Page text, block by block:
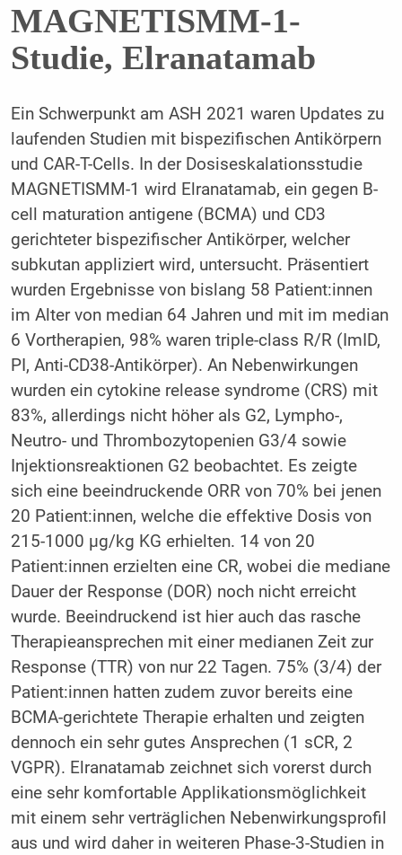
MAGNETISMM-1-
Studie, Elranatamab
Ein Schwerpunkt am ASH 2021 waren Updates zu
laufenden Studien mit bispezifischen Antikörpern
und CAR-T-Cells. In der Dosiseskalationsstudie
MAGNETISMM-1 wird Elranatamab, ein gegen B-
cell maturation antigene (BCMA) und CD3
gerichteter bispezifischer Antikörper, welcher
subkutan appliziert wird, untersucht. Präsentiert
wurden Ergebnisse von bislang 58 Patient:innen
im Alter von median 64 Jahren und mit im median
6 Vortherapien, 98% waren triple-class R/R (ImID,
PI, Anti-CD38-Antikörper). An Nebenwirkungen
wurden ein cytokine release syndrome (CRS) mit
83%, allerdings nicht höher als G2, Lympho-,
Neutro- und Thrombozytopenien G3/4 sowie
Injektionsreaktionen G2 beobachtet. Es zeigte
sich eine beeindruckende ORR von 70% bei jenen
20 Patient:innen, welche die effektive Dosis von
215-1000 µg/kg KG erhielten. 14 von 20
Patient:innen erzielten eine CR, wobei die mediane
Dauer der Response (DOR) noch nicht erreicht
wurde. Beeindruckend ist hier auch das rasche
Therapieansprechen mit einer medianen Zeit zur
Response (TTR) von nur 22 Tagen. 75% (3/4) der
Patient:innen hatten zudem zuvor bereits eine
BCMA-gerichtete Therapie erhalten und zeigten
dennoch ein sehr gutes Ansprechen (1 sCR, 2
VGPR). Elranatamab zeichnet sich vorerst durch
eine sehr komfortable Applikationsmöglichkeit
mit einem sehr verträglichen Nebenwirkungsprofil
aus und wird daher in weiteren Phase-3-Studien in